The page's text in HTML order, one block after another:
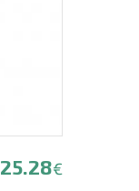
25.28€